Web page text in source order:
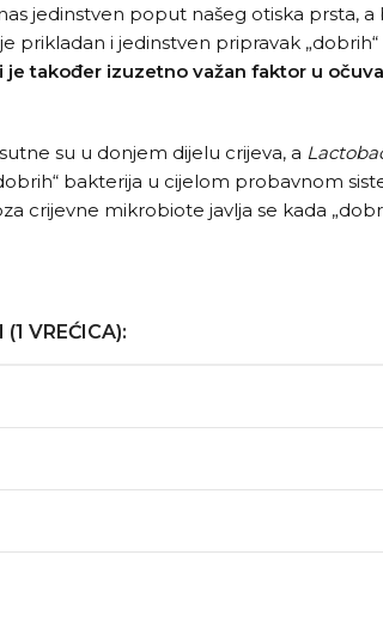
jedinstven poput našeg otiska prsta,
prikladan i jedinstven pripravak
je također izuzetno važan faktor u
su u donjem dijelu crijeva, a
bakterija u cijelom probavnom
crijevne mikrobiote javlja se kada
VREĆICA):